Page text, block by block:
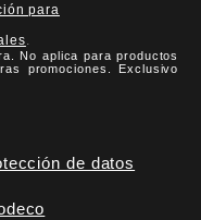
para
.
No aplica para productos
promociones. Exclusivo
de datos